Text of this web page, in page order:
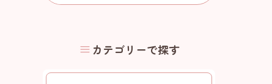
for:
カテゴリーで探す